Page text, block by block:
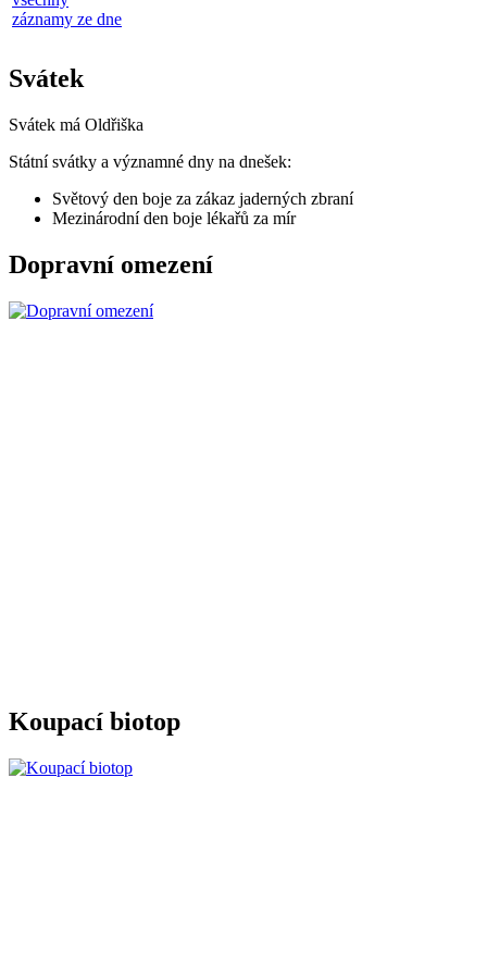
záznamy ze dne
Svátek
Svátek má Oldřiška
Státní svátky a významné dny na dnešek:
Světový den boje za zákaz jaderných zbraní
Mezinárodní den boje lékařů za mír
Dopravní omezení
Koupací biotop